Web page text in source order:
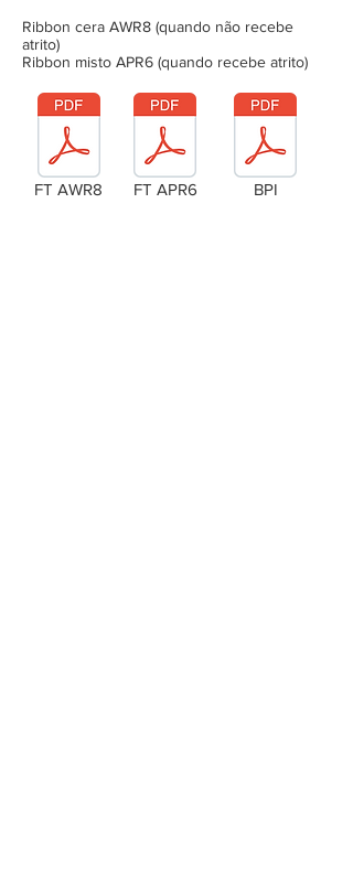
Ribbon cera AWR8 (quando não recebe
atrito)
Ribbon misto APR6 (quando recebe atrito)
FT AWR8 FT APR6 BPI